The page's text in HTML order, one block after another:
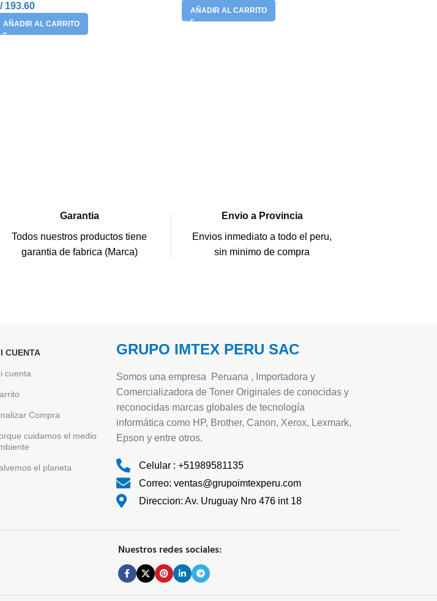
193.60
AÑADIR AL CARRITO
AÑADIR AL CARRITO
Garantia
Todos nuestros productos tiene
garantia de fabrica (Marca)
Envio a Provincia
Envios inmediato a todo el peru,
sin minimo de compra
CUENTA
cuenta
Compra
cuidamos el medio
el planeta
GRUPO IMTEX PERU SAC
Somos una empresa Peruana , Importadora y
Comercializadora de Toner Originales de conocidas y
reconocidas marcas globales de tecnología
informática como HP, Brother, Canon, Xerox, Lexmark,
Epson y entre otros.
Celular : +51989581135
Correo: ventas@grupoimtexperu.com
Direccion: Av. Uruguay Nro 476 int 18
Nuestros redes sociales: